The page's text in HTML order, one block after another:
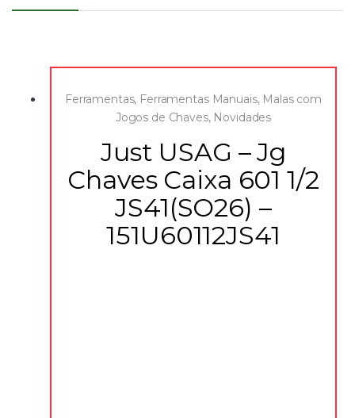
Ferramentas, Ferramentas Manuais, Malas com
Jogos de Chaves, Novidades
Just USAG – Jg
Chaves Caixa 601 1/2
JS41(SO26) –
151U60112JS41